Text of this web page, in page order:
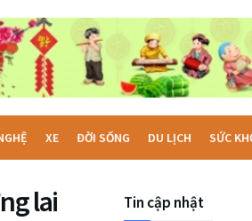
XE ĐỜI SỐNG DU LỊCH SỨC
lai Tin cập nhật